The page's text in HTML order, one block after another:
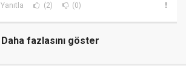
Yanıtla (2) (0)
Daha fazlasını göster